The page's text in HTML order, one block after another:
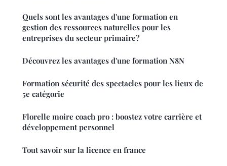
Quels sont les avantages d'une formation en
gestion des ressources naturelles pour les
entreprises du secteur primaire?
Découvrez les avantages d'une formation N8N
Formation sécurité des spectacles pour les lieux de
5e catégorie
Florelle moire coach pro : boostez votre carrière et
développement personnel
Tout savoir sur la licence en france